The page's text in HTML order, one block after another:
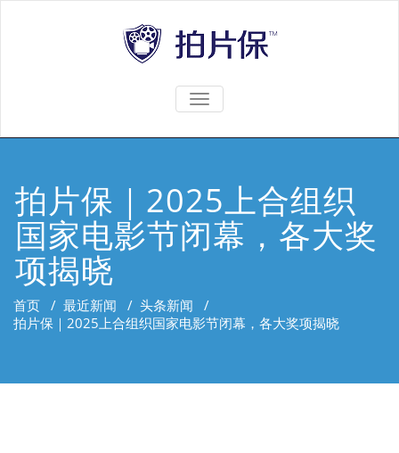
TOGGLE
拍片保｜2025上合组织
国家电影节闭幕，各大奖
项揭晓
首页 / 最近新闻 / 头条新闻 /
拍片保｜2025上合组织国家电影节闭幕，各大奖项揭晓